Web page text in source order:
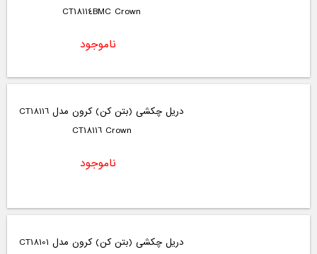
CT18114BMC Crown
ناموجود
دریل چکشی (بتن کن) کرون مدل CT18116
CT18116 Crown
ناموجود
دریل چکشی (بتن کن) کرون مدل CT18101